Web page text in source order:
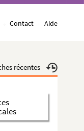
Contact Aide
récentes